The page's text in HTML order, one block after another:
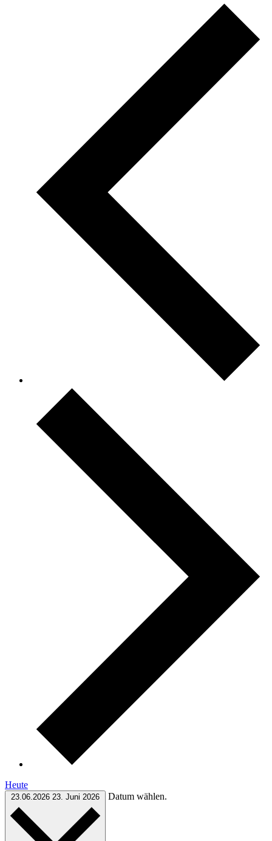
Heute
23.06.2026 23. Juni 2026 Datum wählen.